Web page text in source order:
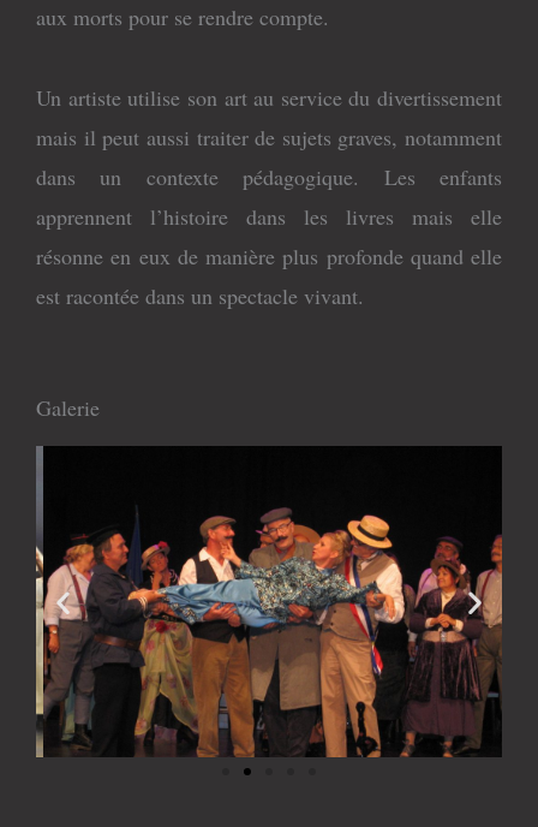
aux morts pour se rendre compte.
Un artiste utilise son art au service du divertissement
mais il peut aussi traiter de sujets graves, notamment
dans un contexte pédagogique. Les enfants
apprennent l’histoire dans les livres mais elle
résonne en eux de manière plus profonde quand elle
est racontée dans un spectacle vivant.
Galerie